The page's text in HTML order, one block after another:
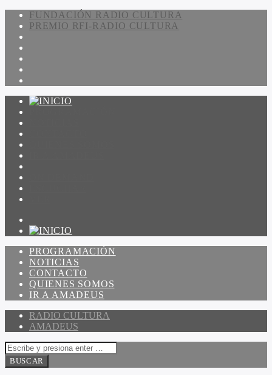
FUNDACIÓN RADIO CULTURA
PREMIO RFI-RADIO CULTURA
PROGRAMACIÓN
NOTICIAS
CONTACTO
QUIENES SOMOS
IR A AMADEUS
RADIO CULTURA
AMADEUS